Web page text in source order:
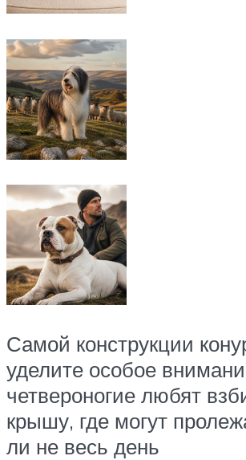
Самой конструкции
уделите особое
четвероногие любят
крышу, где могут
ли не весь день